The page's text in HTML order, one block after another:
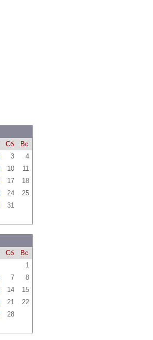
Сб
Вс
3
4
10
11
17
18
24
25
31
Сб
Вс
1
7
8
14
15
21
22
28